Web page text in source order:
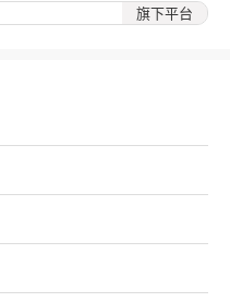
旗下平台